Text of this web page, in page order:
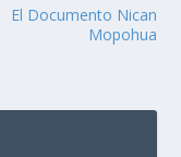
El Documento Nican
Mopohua